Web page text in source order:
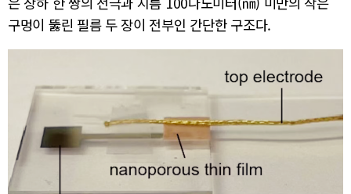
구멍이 뚫린 필름 두 장이 전부인 간단한 구조다.